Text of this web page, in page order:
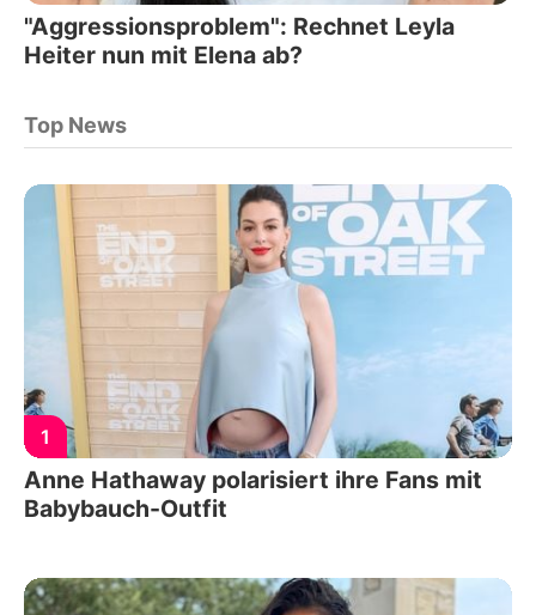
"Aggressionsproblem": Rechnet Leyla
Heiter nun mit Elena ab?
Top News
1
Anne Hathaway polarisiert ihre Fans mit
Babybauch-Outfit